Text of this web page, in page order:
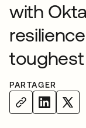
with
PARTAGER